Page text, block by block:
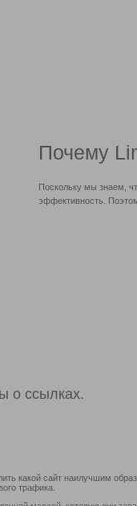
Почему
Поскольку мы знаем,
эффективность.
о ссылках.
какой сайт наилучшим
трафика.